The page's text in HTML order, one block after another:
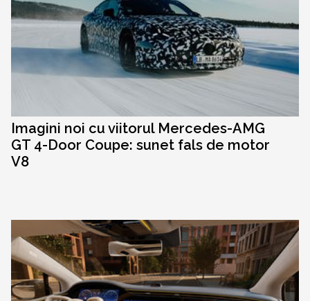
Imagini noi cu viitorul Mercedes-AMG
GT 4-Door Coupe: sunet fals de motor
V8